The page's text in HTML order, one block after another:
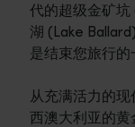
代的超级金矿
湖 (Lake
是结束您旅行的
从充满活力的
西澳大利亚的